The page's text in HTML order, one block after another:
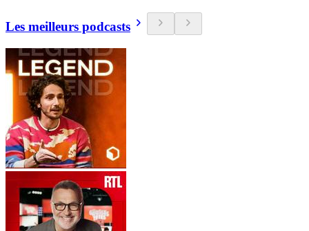
Les meilleurs podcasts